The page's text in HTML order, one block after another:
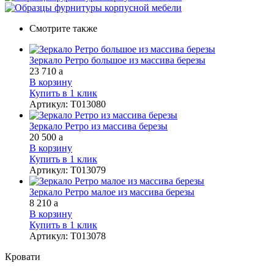
Смотрите также
Зеркало Ретро большое из массива березы
23 710 a
В корзину
Купить в 1 клик
Артикул: Т013080
Зеркало Ретро из массива березы
20 500 a
В корзину
Купить в 1 клик
Артикул: Т013079
Зеркало Ретро малое из массива березы
8 210 a
В корзину
Купить в 1 клик
Артикул: Т013078
Кровати